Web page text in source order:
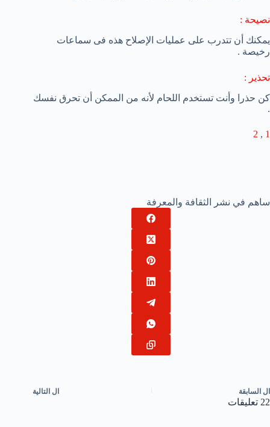
نصيحة :
يمكنك أن تتدرب على عمليات الإصلاح هذه فى سماعات
رخيصة .
تحذير :
كن حذرا وأنت تستخدم اللحام لأنه من الممكن أن تحرق نفسك
.
1
,
2
ساهم في نشر الثقافة والمعرفة
ال السابقة ال التالية
22 تعليقات